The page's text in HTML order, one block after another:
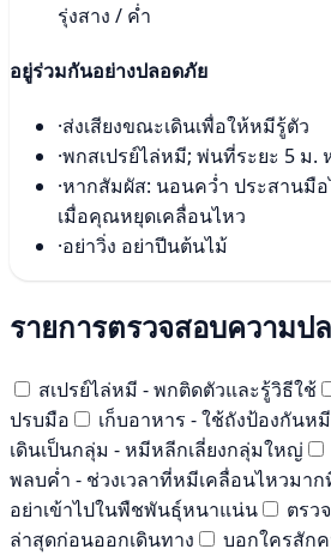
รุ่งสาง / ค่ำ
อยู่ร่วมกันอย่างปลอดภัย
·ส่งเสียงขณะเดินเพื่อให้หมีรู้ตัว
·พกสเปรย์ไล่หมี; พ่นที่ระยะ 5 ม.
·หากสัมผัส: นอนคว่ำ ประสานมื
เมื่อคุณหยุดเคลื่อนไหว
·อย่าวิ่ง อย่าปีนต้นไม้
รายการตรวจสอบความป
สเปรย์ไล่หมี - พกติดตัวและรู้วิธีใช้
ปรบมือ
เก็บอาหาร - ใช้ถังป้องกัน
เดินเป็นกลุ่ม - หมีหลีกเลี่ยงกลุ่มใหญ่
พลบค่ำ - ช่วงเวลาที่หมีเคลื่อนไหวมา
อย่าเข้าไปในพืชพันธุ์หนาแน่น
ตรว
ล่าสุดก่อนออกเดินทาง
บอกใครสัก